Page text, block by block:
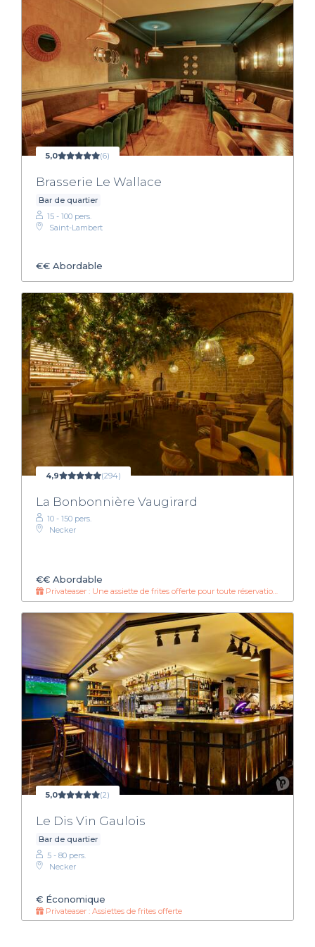
5,0 (6)
Brasserie Le Wallace
Bar de quartier
15 - 100 pers.
Saint-Lambert
€€ Abordable
4,9 (294)
La Bonbonnière Vaugirard
10 - 150 pers.
Necker
€€ Abordable
Privateaser : Une assiette de frites offerte pour toute réservation de plus de 10 pers !
5,0 (2)
Le Dis Vin Gaulois
Bar de quartier
5 - 80 pers.
Necker
€ Économique
Privateaser : Assiettes de frites offerte